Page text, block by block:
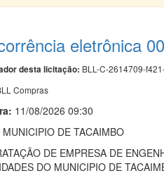
eletrônica
desta licitação: BLL-C-2614709-
Compras
11/08/2026 09:30
MUNICIPIO DE TACAIMBO
DE EMPRESA DE
DO MUNICIPIO DE